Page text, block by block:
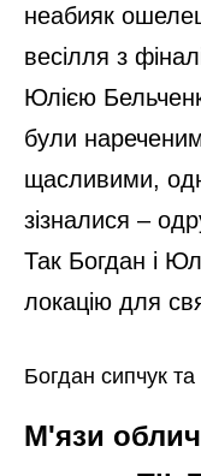
неабияк
весілля з
Юлією
були
щасливими,
зізналися –
Так Богдан і
локацію для
Богдан сипчук
М'язи